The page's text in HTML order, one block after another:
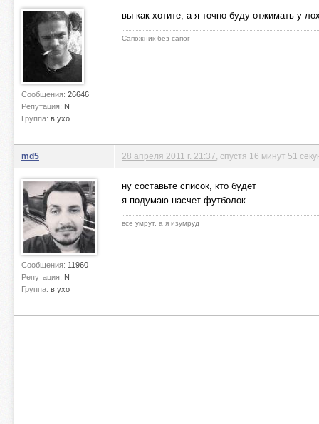
Сообщения: 26646
Репутация: N
Группа: в ухо
вы как хотите, а я точно буду отжимать у
Сапожник без сапог
md5
Сообщения: 11960
Репутация: N
Группа: в ухо
28 апреля 2011 г. 21:37 , спустя 16 минут 51
ну составьте список, кто будет
я подумаю насчет футболок
все умрут, а я изумруд